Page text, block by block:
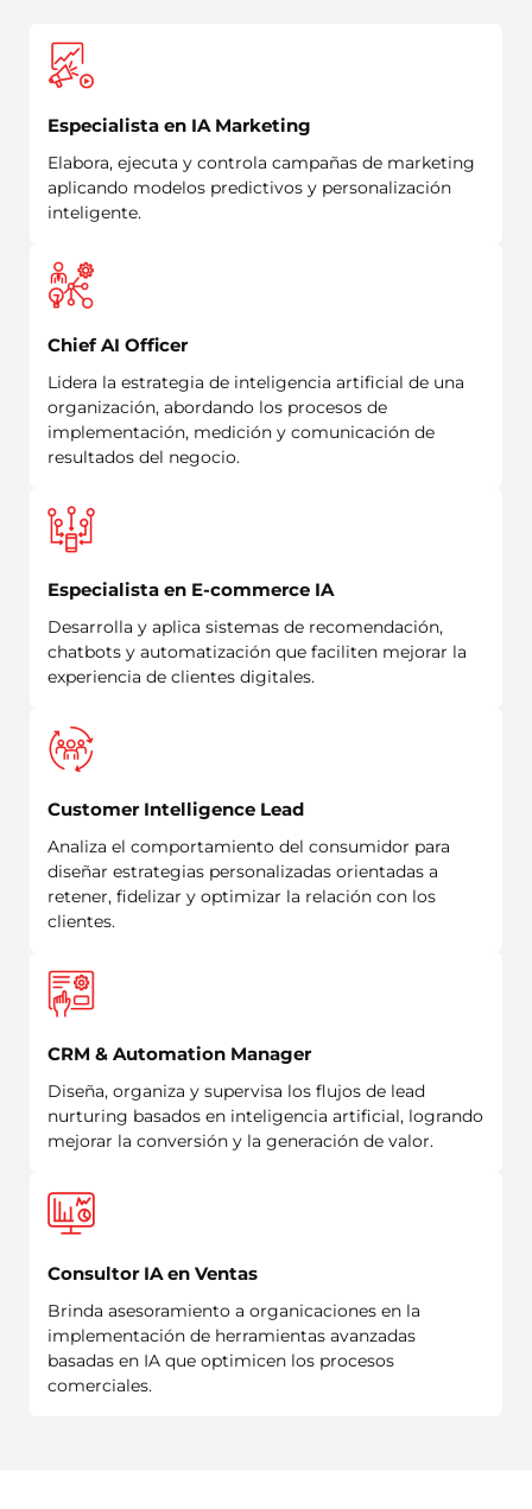
Especialista en IA Marketing
Elabora, ejecuta y controla campañas de marketing
aplicando modelos predictivos y personalización
inteligente.
Chief AI Officer
Lidera la estrategia de inteligencia artificial de una
organización, abordando los procesos de
implementación, medición y comunicación de
resultados del negocio.
Especialista en E-commerce IA
Desarrolla y aplica sistemas de recomendación,
chatbots y automatización que faciliten mejorar la
experiencia de clientes digitales.
Customer Intelligence Lead
Analiza el comportamiento del consumidor para
diseñar estrategias personalizadas orientadas a
retener, fidelizar y optimizar la relación con los
clientes.
CRM & Automation Manager
Diseña, organiza y supervisa los flujos de lead
nurturing basados en inteligencia artificial, logrando
mejorar la conversión y la generación de valor.
Consultor IA en Ventas
Brinda asesoramiento a organicaciones en la
implementación de herramientas avanzadas
basadas en IA que optimicen los procesos
comerciales.